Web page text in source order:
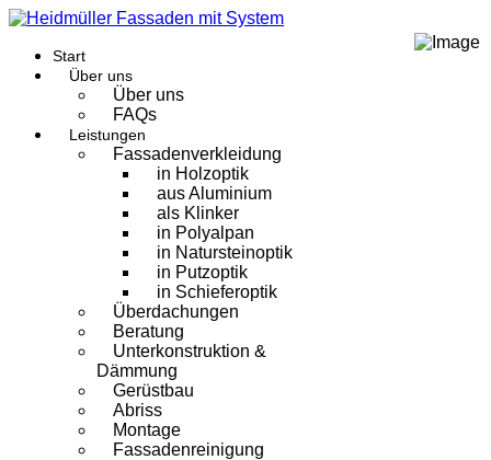
Start
Über uns
Über uns
FAQs
Leistungen
Fassadenverkleidung
in Holzoptik
aus Aluminium
als Klinker
in Polyalpan
in Natursteinoptik
in Putzoptik
in Schieferoptik
Überdachungen
Beratung
Unterkonstruktion &
Dämmung
Gerüstbau
Abriss
Montage
Fassadenreinigung